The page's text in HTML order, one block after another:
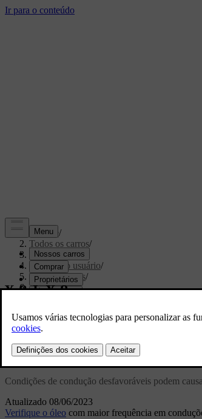
Suporte/
Todos os carros/
XC70 2016/
Manual do usuário/
Especificações/
Motor/
Suporte personalizadoObtenha informações
Atualizado 08/06/2023
Condições de condução desfavoráveis podem
Verifique o óleo com maior frequência em